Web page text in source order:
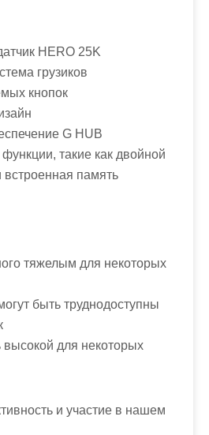
HERO 25K
грузиков
кнопок
G HUB
такие как двойной
встроенная память
тяжелым для некоторых
быть труднодоступны
для некоторых
и участие в нашем